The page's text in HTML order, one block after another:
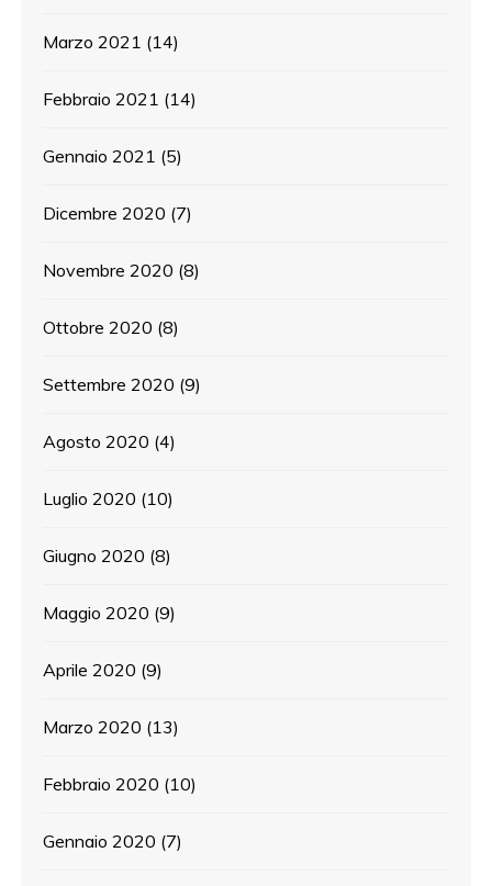
Marzo 2021 (14)
Febbraio 2021 (14)
Gennaio 2021 (5)
Dicembre 2020 (7)
Novembre 2020 (8)
Ottobre 2020 (8)
Settembre 2020 (9)
Agosto 2020 (4)
Luglio 2020 (10)
Giugno 2020 (8)
Maggio 2020 (9)
Aprile 2020 (9)
Marzo 2020 (13)
Febbraio 2020 (10)
Gennaio 2020 (7)